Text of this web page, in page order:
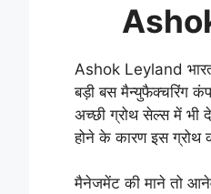
Ashok Leyland भारत
बड़ी बस मैन्युफैक्चरिंग
अच्छी ग्रोथ सेल्स में
होने के कारण इस ग्रोथ
मैनेजमेंट की माने तो